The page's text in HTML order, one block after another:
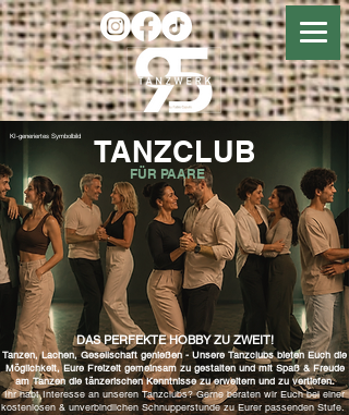
DAS PERFEKTE HOBBY ZU ZWEIT!
Tanzen, Lachen, Gesellschaft genießen - Unsere Tanzclubs bieten Euch die
Möglichkeit, Eure Freizeit gemeinsam zu gestalten und mit Spaß & Freude
am Tanzen die tänzerischen Kenntnisse zu erweitern und zu vertiefen.
Ihr habt Interesse an unseren Tanzclubs? Gerne beraten wir Euch bei einer
kostenlosen & unverbindlichen Schnupperstunde zu Eurer passenden Stufe.
TANZCLUB
FÜR PAARE
KI-generiertes Symbolbild